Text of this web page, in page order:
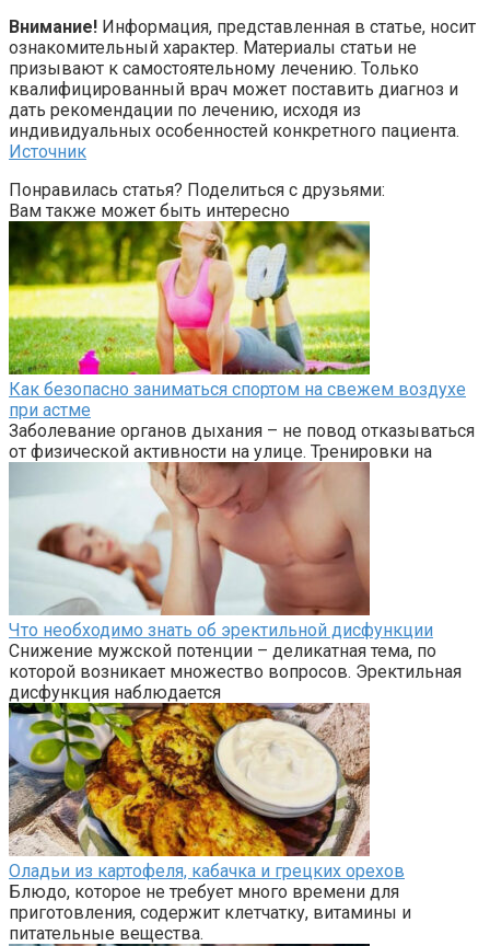
Внимание! Информация, представленная в статье, носит
ознакомительный характер. Материалы статьи не
призывают к самостоятельному лечению. Только
квалифицированный врач может поставить диагноз и
дать рекомендации по лечению, исходя из
индивидуальных особенностей конкретного пациента.
Источник
Понравилась статья? Поделиться с друзьями:
Вам также может быть интересно
Как безопасно заниматься спортом на свежем воздухе
при астме
Заболевание органов дыхания – не повод отказываться
от физической активности на улице. Тренировки на
Что необходимо знать об эректильной дисфункции
Снижение мужской потенции – деликатная тема, по
которой возникает множество вопросов. Эректильная
дисфункция наблюдается
Оладьи из картофеля, кабачка и грецких орехов
Блюдо, которое не требует много времени для
приготовления, содержит клетчатку, витамины и
питательные вещества.